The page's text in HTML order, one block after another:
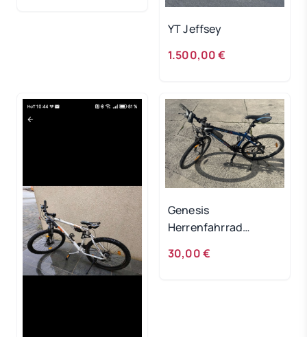
YT Jeffsey
1.500,00 €
Genesis
Herrenfahrrad
30,00 €